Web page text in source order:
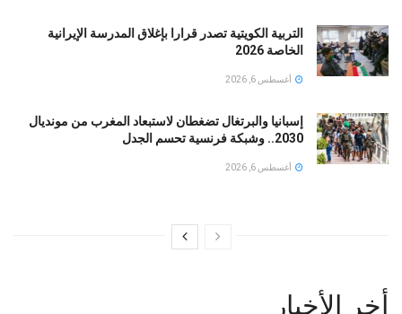
التربية الكويتية تصدر قرارا بإغلاق المدرسة الإيرانية
الخاصة 2026
أغسطس 6, 2026
إسبانيا والبرتغال تضغطان لاستبعاد المغرب من مونديال
2030.. وشبكة فرنسية تحسم الجدل
أغسطس 6, 2026
أخر الأخبار